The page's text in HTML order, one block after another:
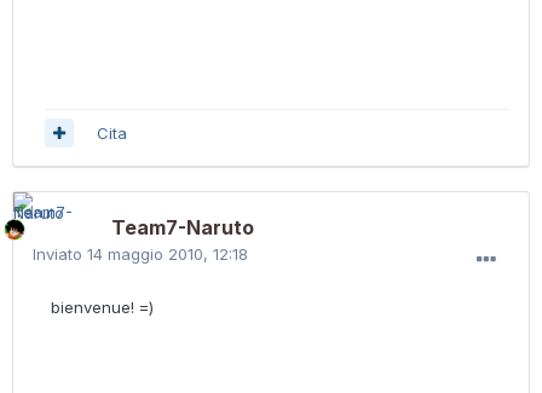
Cita
Team7-Naruto
Inviato 14 maggio 2010, 12:18
bienvenue! =)